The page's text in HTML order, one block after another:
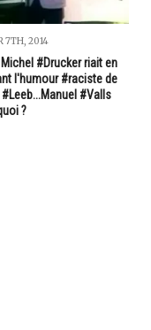
7TH, 2014
#Drucker riait en
l'humour #raciste de
#Leeb...Manuel #Valls
?